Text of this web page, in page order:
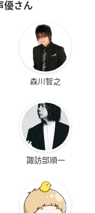
優さん
森川智之
諏訪部順一